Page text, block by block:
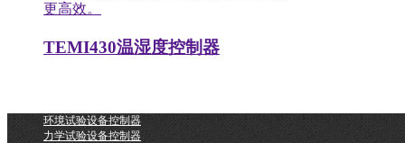
更高效。
TEMI430温湿度控制器
环境试验设备控制器
力学试验设备控制器